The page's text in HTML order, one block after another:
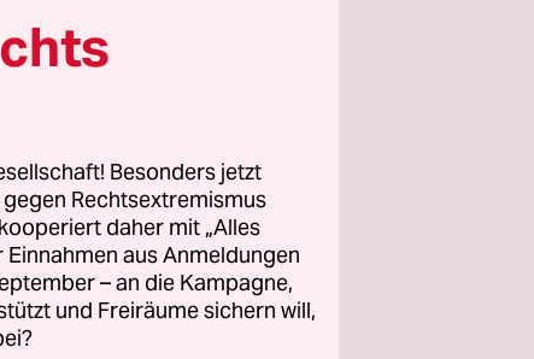
imago
einem
mit
NDR.
das
Besonders jetzt
Rechtsextremismus
daher mit „Alles
aus Anmeldungen
– an die Kampagne,
und Freiräume sichern will,